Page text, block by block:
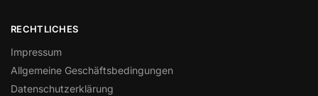
RECHTLICHES
Impressum
Allgemeine Geschäftsbedingungen
Datenschutzerklärung